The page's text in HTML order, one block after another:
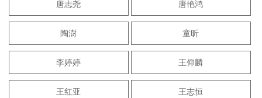
唐志尧 唐艳鸿
陶澍 童昕
李婷婷 王仰麟
王红亚 王志恒